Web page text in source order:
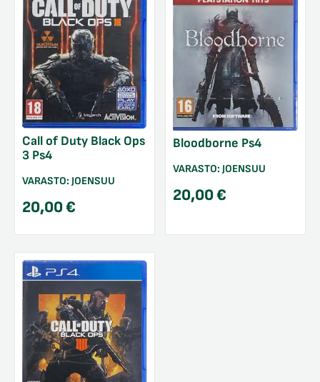
Call of Duty Black Ops
3 Ps4
VARASTO: JOENSUU
20,00€
Bloodborne Ps4
VARASTO: JOENSUU
20,00€